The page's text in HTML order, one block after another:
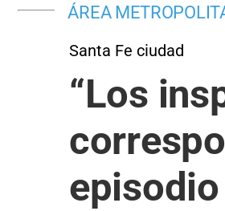
ÁREA
Santa Fe ciudad
“Los
episodio